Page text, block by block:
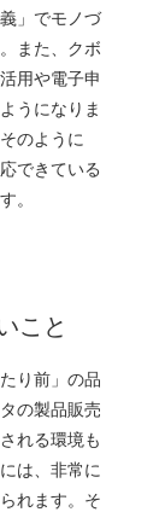
」でモノづ
また、クボ
用や電子申
うになりま
のように
できている
。
こと
り前」の品
の製品販売
れる環境も
は、非常に
れます。そ